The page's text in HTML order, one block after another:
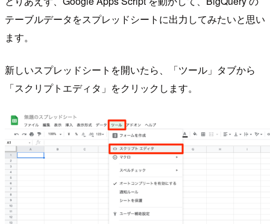
テーブルデータをスプレッドシートに出力してみたいと思い
ます。
新しいスプレッドシートを開いたら、「ツール」タブから
「スクリプトエディタ」をクリックします。